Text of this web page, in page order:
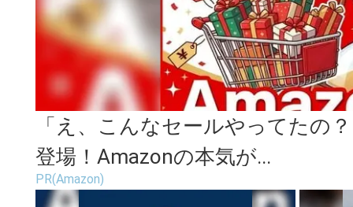
「え、こんなセールやってたの
登場！Amazonの本気が...
PR(Amazon)